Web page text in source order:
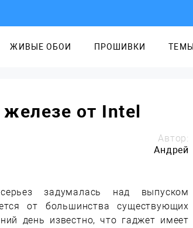
ЖИВЫЕ ОБОИ ПРОШИВКИ ТЕМЫ
от Intel
Автор:
Андрей
задумалась над выпуском
от большинства существующих
день известно, что гаджет имеет